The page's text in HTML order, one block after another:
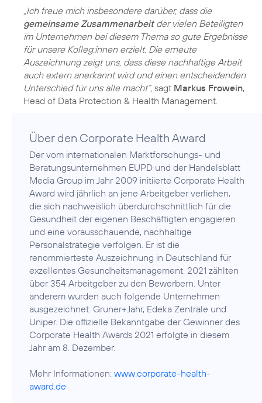
„Ich freue mich insbesondere darüber, dass die
gemeinsame Zusammenarbeitder vielen Beteiligten
im Unternehmen bei diesem Thema so gute Ergebnisse
für unsere Kolleg:innen erzielt. Die erneute
Auszeichnung zeigt uns, dass diese nachhaltige Arbeit
auch extern anerkannt wird und einen entscheidenden
Unterschied für uns alle macht“, sagt Markus Frowein,
Über den Corporate Health Award
Der vom internationalen Marktforschungs- und
Beratungsunternehmen EUPD und der Handelsblatt
Media Group im Jahr 2009 initiierte Corporate Health
Award wird jährlich an jene Arbeitgeber verliehen,
die sich nachweislich überdurchschnittlich für die
Gesundheit der eigenen Beschäftigten engagieren
und eine vorausschauende, nachhaltige
Personalstrategie verfolgen. Er ist die
renommierteste Auszeichnung in Deutschland für
exzellentes Gesundheitsmanagement. 2021 zählten
über 354 Arbeitgeber zu den Bewerbern. Unter
anderem wurden auch folgende Unternehmen
ausgezeichnet: Gruner+Jahr, Edeka Zentrale und
Uniper. Die offizielle Bekanntgabe der Gewinner des
Corporate Health Awards 2021 erfolgte in diesem
Jahr am 8. Dezember.
Mehr Informationen: www.corporate-health-
award.de